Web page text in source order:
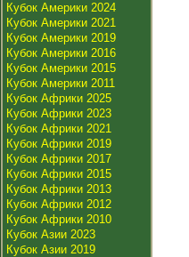
Кубок Америки 2024
Кубок Америки 2021
Кубок Америки 2019
Кубок Америки 2016
Кубок Америки 2015
Кубок Америки 2011
Кубок Африки 2025
Кубок Африки 2023
Кубок Африки 2021
Кубок Африки 2019
Кубок Африки 2017
Кубок Африки 2015
Кубок Африки 2013
Кубок Африки 2012
Кубок Африки 2010
Кубок Азии 2023
Кубок Азии 2019